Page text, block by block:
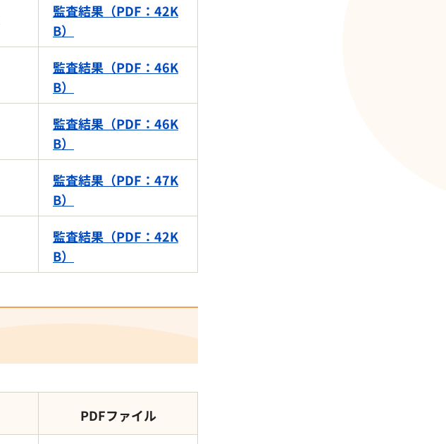
監査結果（PDF：42K
B）
監査結果（PDF：46K
B）
監査結果（PDF：46K
B）
監査結果（PDF：47K
B）
監査結果（PDF：42K
B）
PDFファイル